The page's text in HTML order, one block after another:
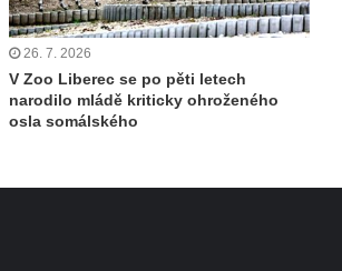
26. 7. 2026
V Zoo Liberec se po pěti letech
narodilo mládě kriticky ohroženého
osla somálského